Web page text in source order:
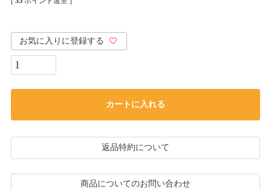
お気に入りに登録する
カートに入れる
返品特約について
商品についてのお問い合わせ